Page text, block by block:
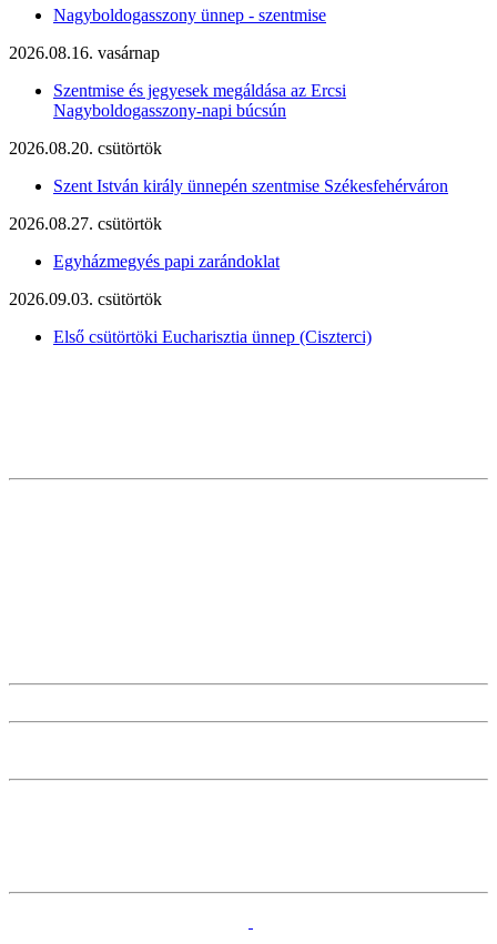
Nagyboldogasszony ünnep - szentmise
2026.08.16. vasárnap
Szentmise és jegyesek megáldása az Ercsi
Nagyboldogasszony-napi búcsún
2026.08.20. csütörtök
Szent István király ünnepén szentmise Székesfehérváron
2026.08.27. csütörtök
Egyházmegyés papi zarándoklat
2026.09.03. csütörtök
Első csütörtöki Eucharisztia ünnep (Ciszterci)